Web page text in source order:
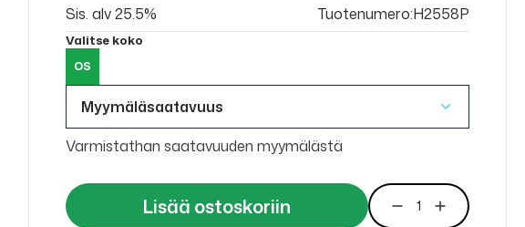
Sis. alv 25.5% Tuotenumero:H2558P
Valitse koko
OS
Myymäläsaatavuus
Varmistathan saatavuuden myymälästä
Lisää ostoskoriin